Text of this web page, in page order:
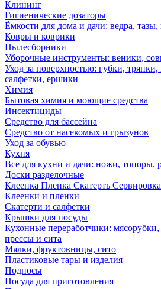
Клининг
Гигиенические дозаторы
Ёмкости для дома и дачи: ведра,
Ковры и коврики
Пылесборники
Уборочные инструменты: веники,
Уход за поверхностью: губки,
салфетки, ершики
Химия
Бытовая химия и моющие средства
Инсектициды
Средство для бассейна
Средство от насекомых и грызунов
Уход за обувью
Кухня
Все для кухни и дачи: ножи, топоры,
Доски разделочные
Клеенка Пленка Скатерть Сервировка
Клеенки и пленки
Скатерти и салфетки
Крышки для посуды
Кухонные переработчики:
прессы и сита
Мялки, фруктовницы, сито
Пластиковые тары и изделия
Подносы
Посуда для приготовления